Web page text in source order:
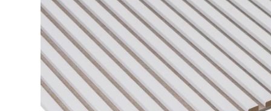
Čaše
Šolje
Tanjiri
Set za ručavanje
Šerpe i Tiganji
Biljke
Saksije
Ogledalo panel
Akustični paneli
VEŠTAČKO
ZELENILO
TAPETE